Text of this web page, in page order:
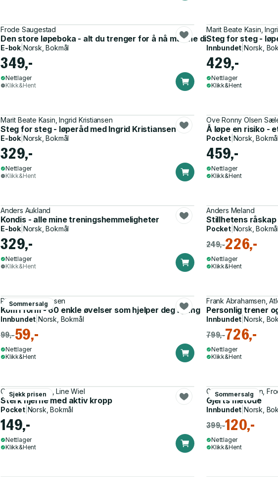
Frode Saugestad
Den store løpeboka - alt du trenger for å nå målene din på 3 til 42
E-bok Norsk, Bokmål
349,-
Nettlager
Klikk&Hent
Marit Beate Kasin,
Steg for steg -
Innbundet |Norsk,
429,-
Nettlager
Klikk&Hent
Marit Beate Kasin, Ingrid Kristiansen
Steg for steg - løperåd med Ingrid Kristiansen
E-bok Norsk, Bokmål
329,-
Nettlager
Klikk&Hent
Ove Ronny Olsen
Å løpe en risiko -
Pocket| Norsk, Bokmål
459,-
Nettlager
Klikk&Hent
Anders Aukland
Kondis - alle mine treningshemmeligheter
E-bok Norsk, Bokmål
329,-
Nettlager
Klikk&Hent
Anders Meland
Stillhetens
Pocket| Norsk, Bokmål
249,-226,-
Nettlager
Klikk&Hent
Sommersalg
Rita Helen Simonsen
Kom i form - 60 enkle øvelser som hjelper deg i gang
Innbundet |Norsk, Bokmål
99,-59,-
Nettlager
Klikk&Hent
Frank Abrahamsen,
Personlig trener
Innbundet |Norsk,
799,-726,-
Nettlager
Klikk&Hent
Sjekk prisen
Ole Petter Hjelle, Line Wiel
Sterk hjerne med aktiv kropp
Pocket| Norsk, Bokmål
149,-
Nettlager
Klikk&Hent
Sommersalg
Gjert Ingebrigtsen,
Gjerts metode
Innbundet |Norsk,
399,-120,-
Nettlager
Klikk&Hent